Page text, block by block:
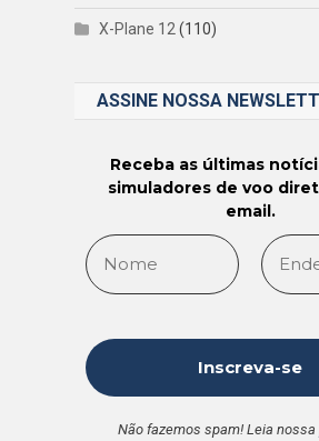
X-Plane 12 (110)
ASSINE NOSSA
Receba as últimas
simuladores de voo
email.
Não fazemos spam! Leia nossa